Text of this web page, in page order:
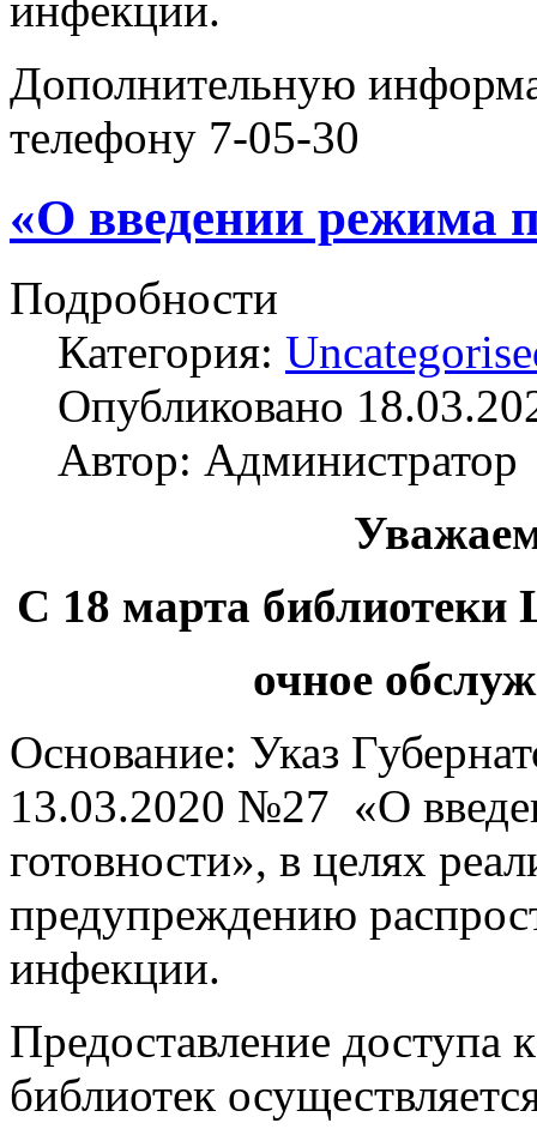
инфекции.
Дополнительную
телефону 7-05-30
«О введении режима
Подробности
Категория:
Опубликовано
Автор: Администратор
С 18 марта
очное
Основание: Указ
13.03.2020 №27 «О
готовности», в целях
предупреждению
инфекции.
Предоставление
библиотек